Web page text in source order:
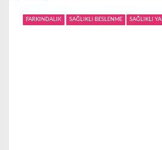
FARKINDALIK SAĞLIKLI BESLENME SAĞLIKLI